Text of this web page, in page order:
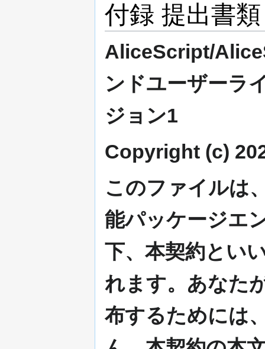
付録 提出書類
AliceScript/
ンドユーザーラ
ジョン1
Copyright (c)
このファイルは
能パッケージエ
下、本契約とい
れます。あなた
布するためには